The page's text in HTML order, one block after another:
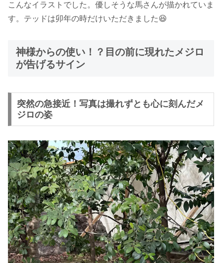
こんなイラストでした。優しそうな馬さんが描かれていま
す。テッドは卯年の時だけいただきました😆
神様からの使い！？目の前に現れたメジロ
が告げるサイン
突然の急接近！写真は撮れずとも心に刻んだメ
ジロの姿